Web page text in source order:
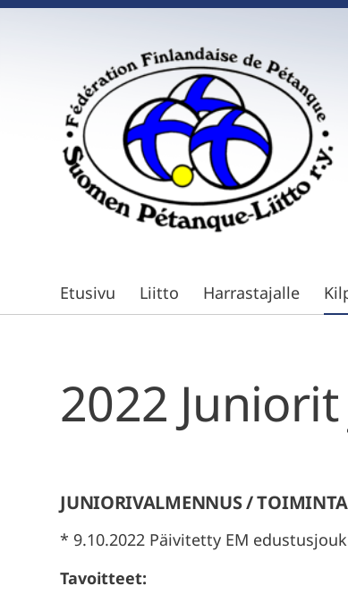
Suomen Petanque-Liitto
Etusivu Liitto Harrastajalle
2022
JUNIORIVALMENNUS /
* 9.10.2022 Päivitetty EM
Tavoitteet: